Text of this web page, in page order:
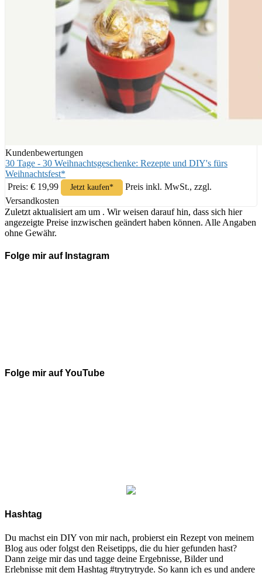
Kundenbewertungen
30 Tage - 30 Weihnachtsgeschenke: Rezepte und DIY's fürs
Weihnachtsfest*
Preis: € 19,99
Jetzt kaufen*
Preis inkl. MwSt., zzgl.
Versandkosten
Zuletzt aktualisiert am um . Wir weisen darauf hin, dass sich hier
angezeigte Preise inzwischen geändert haben können. Alle Angaben
ohne Gewähr.
Folge mir auf Instagram
Folge mir auf YouTube
Hashtag
Du machst ein DIY von mir nach, probierst ein Rezept von meinem
Blog aus oder folgst den Reisetipps, die du hier gefunden hast?
Dann zeige mir das und tagge deine Ergebnisse, Bilder und
Erlebnisse mit dem Hashtag #trytrytryde. So kann ich es und andere